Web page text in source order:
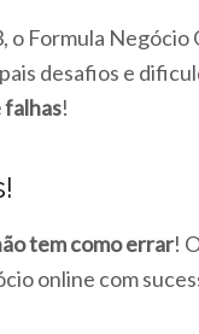
o Formula Negócio
desafios e
falhas!
tem como errar!
online com